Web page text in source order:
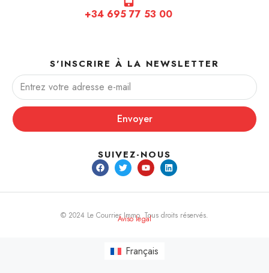
+34 695 77 53 00
S'INSCRIRE À LA NEWSLETTER
Envoyer
SUIVEZ-NOUS
© 2024 Le Courrier Immo. Tous droits réservés.
Aviso legal
Français